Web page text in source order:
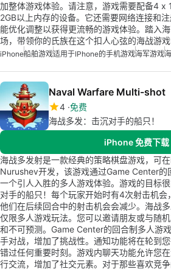
加整体游戏体验。请注意，游戏需要配备4 x
2GB以上内存的设备。它还需要网络连接和
能优化调整以获得更流畅的游戏体验。踏入
场，带领你的氏族在这个扣人心弦的海战游戏
iPhone船舶游戏适用于iPhone的手机游戏海军游戏
Naval Warfare Multi-shot
4 免费
海战多发：击沉对手的船只！
iPhone 免费下载
海战多发射是一款经典的策略棋盘游戏，可
Nurushev开发，该游戏通过Game Center的
一个引人入胜的多人游戏体验。游戏的目标
对手的船只！每个玩家开始时有4次射击机会
他们在后续回合中的射击机会会减少。海战
仅限多人游戏玩法。您可以邀请朋友或与随
和不可预测。Game Center的回合制多人游
手对战，增加了挑战性。通知功能将在轮到
错过任何重要时刻。游戏内聊天功能允许您
行交流，增加了社交元素。对于那些喜欢竞